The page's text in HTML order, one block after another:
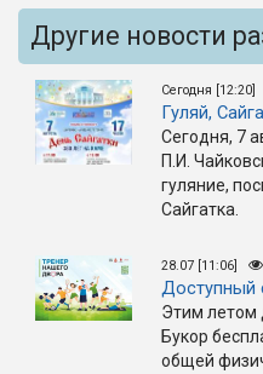
Другие новости
Сегодня [12:20]
Гуляй,
Сегодня, 7
П.И.
гуляние,
Сайгатка.
28.07 [11:06]
Доступный
Этим летом
Букор
общей